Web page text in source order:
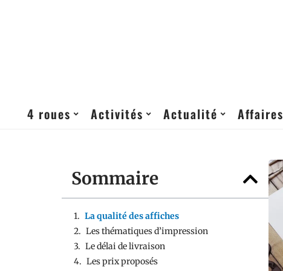
4 roues Activités Actualité Affaires
Sommaire
La qualité des affiches
Les thématiques d’impression
Le délai de livraison
Les prix proposés